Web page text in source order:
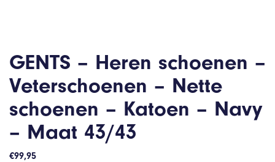
GENTS – Heren schoenen –
Veterschoenen – Nette
schoenen – Katoen – Navy
– Maat 43/43
€99,95